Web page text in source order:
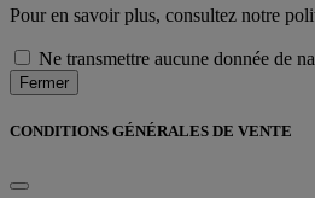
Pour en savoir plus, consultez notre
Ne transmettre aucune donnée de
Fermer
CONDITIONS GÉNÉRALES DE VENTE